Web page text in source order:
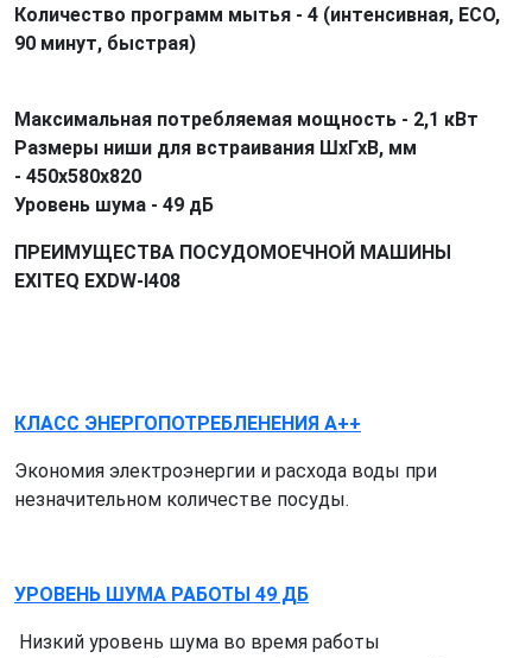
Количество программ мытья - 4 (интенсивная, ECO,
90 минут, быстрая)
Максимальная потребляемая мощность - 2,1 кВт
Размеры ниши для встраивания ШхГхВ, мм
- 450х580х820
Уровень шума - 49 дБ
ПРЕИМУЩЕСТВА ПОСУДОМОЕЧНОЙ МАШИНЫ
EXITEQ EXDW-I408
КЛАСС ЭНЕРГОПОТРЕБЛEНЕНИЯ A++
Экономия электроэнергии и расхода воды при
незначительном количестве посуды.
УРОВЕНЬ ШУМА РАБОТЫ 49 ДБ
Низкий уровень шума во время работы